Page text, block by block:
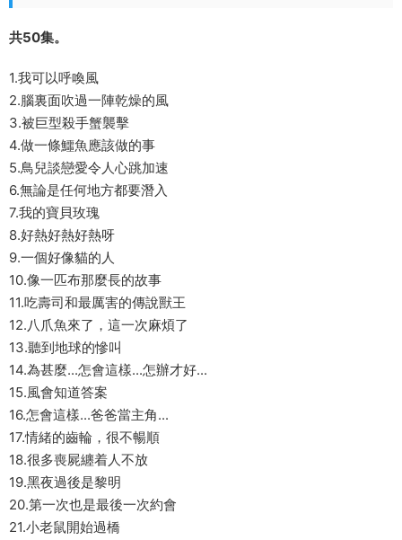
共50集。
1.我可以呼喚風
2.腦裏面吹過一陣乾燥的風
3.被巨型殺手蟹襲擊
4.做一條鱷魚應該做的事
5.鳥兒談戀愛令人心跳加速
6.無論是任何地方都要潛入
7.我的寶貝玫瑰
8.好熱好熱好熱呀
9.一個好像貓的人
10.像一匹布那麼長的故事
11.吃壽司和最厲害的傳說獸王
12.八爪魚來了，這一次麻煩了
13.聽到地球的慘叫
14.為甚麼...怎會這樣...怎辦才好...
15.風會知道答案
16.怎會這樣...爸爸當主角...
17.情緒的齒輪，很不暢順
18.很多喪屍纏着人不放
19.黑夜過後是黎明
20.第一次也是最後一次約會
21.小老鼠開始過橋